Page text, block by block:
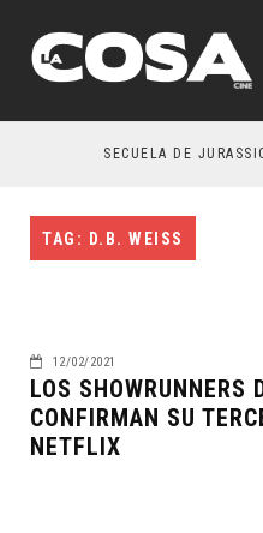
SECUELA DE
TAG: D.B. WEISS
12/02/2021
LOS SHOWRUNNERS
CONFIRMAN SU
NETFLIX